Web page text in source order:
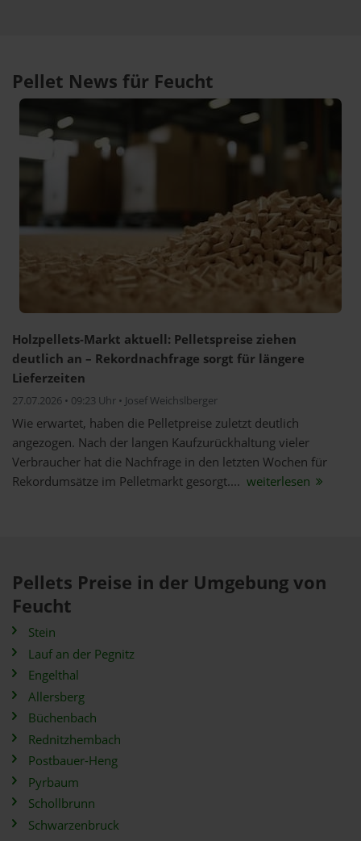
Pellet News für Feucht
Holzpellets-Markt aktuell: Pelletspreise ziehen
deutlich an – Rekordnachfrage sorgt für längere
Lieferzeiten
27.07.2026 • 09:23 Uhr • Josef Weichslberger
Wie erwartet, haben die Pelletpreise zuletzt deutlich
angezogen. Nach der langen Kaufzurückhaltung vieler
Verbraucher hat die Nachfrage in den letzten Wochen für
Rekordumsätze im Pelletmarkt gesorgt.... weiterlesen
Pellets Preise in der Umgebung von
Feucht
Stein
Lauf an der Pegnitz
Engelthal
Allersberg
Büchenbach
Rednitzhembach
Postbauer-Heng
Pyrbaum
Schollbrunn
Schwarzenbruck